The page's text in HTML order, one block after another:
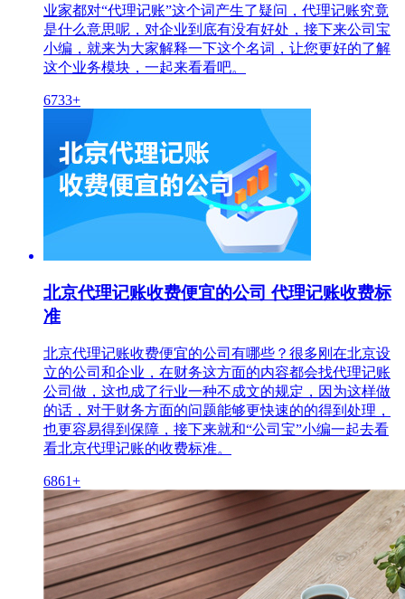
业家都对“代理记账”这个词产生了疑问，代理记账究竟
是什么意思呢，对企业到底有没有好处，接下来公司宝
小编，就来为大家解释一下这个名词，让您更好的了解
这个业务模块，一起来看看吧。
6733+
北京代理记账收费便宜的公司 代理记账收费标
准
北京代理记账收费便宜的公司有哪些？很多刚在北京设
立的公司和企业，在财务这方面的内容都会找代理记账
公司做，这也成了行业一种不成文的规定，因为这样做
的话，对于财务方面的问题能够更快速的的得到处理，
也更容易得到保障，接下来就和“公司宝”小编一起去看
看北京代理记账的收费标准。
6861+